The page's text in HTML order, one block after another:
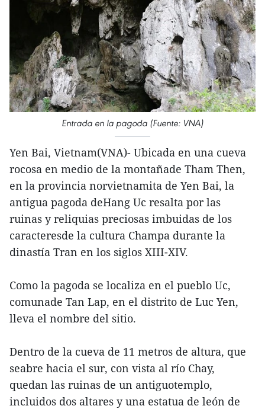
Entrada en la pagoda (Fuente: VNA)
Yen Bai, Vietnam(VNA)- Ubicada en una cueva
rocosa en medio de la montañade Tham Then,
en la provincia norvietnamita de Yen Bai, la
antigua pagoda deHang Uc resalta por las
ruinas y reliquias preciosas imbuidas de los
caracteresde la cultura Champa durante la
dinastía Tran en los siglos XIII-XIV.
Como la pagoda se localiza en el pueblo Uc,
comunade Tan Lap, en el distrito de Luc Yen,
lleva el nombre del sitio.
Dentro de la cueva de 11 metros de altura, que
seabre hacia el sur, con vista al río Chay,
quedan las ruinas de un antiguotemplo,
incluidos dos altares y una estatua de león de